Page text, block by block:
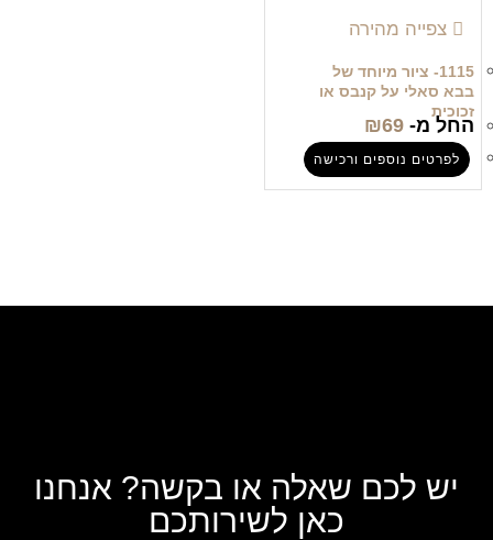
צפייה מהירה
1115- ציור מיוחד של
בבא סאלי על קנבס או
זכוכית
החל מ- ₪69
לפרטים נוספים ורכישה
יש לכם שאלה או בקשה? אנחנו
כאן לשירותכם